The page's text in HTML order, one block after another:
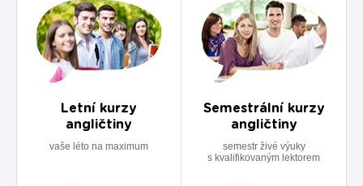
Letní kurzy
angličtiny
vaše léto na maximum
Semestrální kurzy
angličtiny
semestr živé výuky
s kvalifikovaným lektorem